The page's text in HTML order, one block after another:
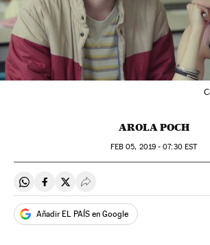
AROLA POCH
FEB 05, 2019 - 07:30EST
Compartir en Whatsapp
Compartir en Facebook
Compartir en Twitter
Desplegar Redes Sociales
Añadir EL PAÍS en Google